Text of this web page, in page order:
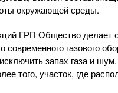
окружающей среды.
ГРП Общество делает
современного газового
запах газа и
того, участок, где